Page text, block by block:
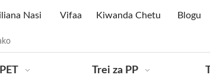
Nasi Vifaa Kiwanda Chetu Blogu
Trei za PP